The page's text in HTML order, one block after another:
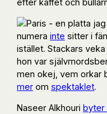
numera inte sitter i
istället. Stackars
hon var
men okej, vem orkar
mer om spektaklet.
Naseer Alkhouri byter